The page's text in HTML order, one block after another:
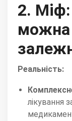
2.
можна
Реальність:
лікування